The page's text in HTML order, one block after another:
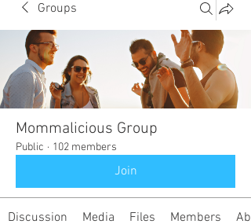
Groups
Mommalicious Group
Public · 102 members
Join
Discussion Media Files Members